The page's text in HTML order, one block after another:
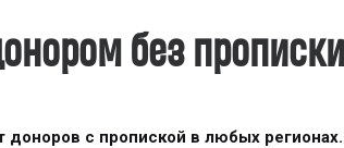
без
с пропиской в любых регионах.